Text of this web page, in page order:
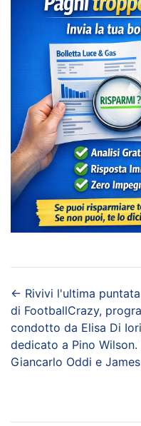
← Rivivi l'ultima
di FootballCrazy,
condotto da Elisa Di
dedicato a Pino Wilson.
Giancarlo Oddi e